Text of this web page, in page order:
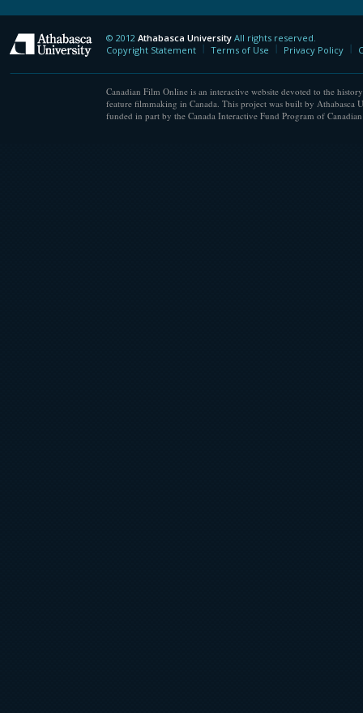
Athabasca University
© 2012 Athabasca University All rights reserved.
Copyright Statement
Terms of Use Privacy Policy
Canadian Film Online is an interactive website devoted to the
feature filmmaking in Canada. This project was built by Athabasca
funded in part by the Canada Interactive Fund Program of